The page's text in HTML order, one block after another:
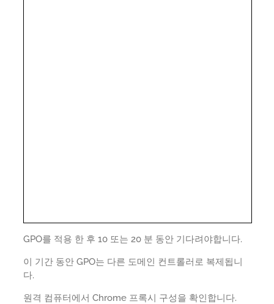
GPO를 적용 한 후 10 또는 20 분 동안 기다려야합니다.
이 기간 동안 GPO는 다른 도메인 컨트롤러로 복제됩니
다.
원격 컴퓨터에서 Chrome 프록시 구성을 확인합니다.